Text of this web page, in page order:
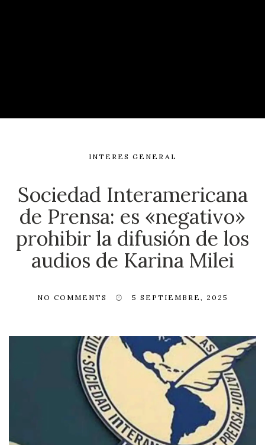
INTERES GENERAL
Sociedad Interamericana
de Prensa: es «negativo»
prohibir la difusión de los
audios de Karina Milei
NO COMMENTS 5 SEPTIEMBRE, 2025